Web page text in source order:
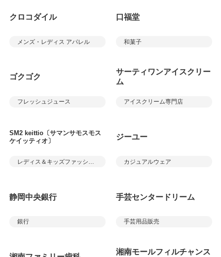
クロコダイル
メンズ・レディス アパレル
口福堂
和菓子
ゴクゴク
フレッシュジュース
サーティワンアイスクリー
ム
アイスクリーム専門店
SM2 keittio〔サマンサモスモス
ケイッティオ〕
ジーユー
カジュアルウェア
静岡中央銀行
銀行
手芸センタードリーム
手芸用品販売
湘南モールフィルチャンス